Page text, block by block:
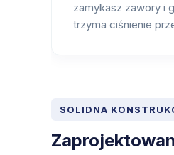
zamykasz zawory i
trzyma ciśnienie
SOLIDNA